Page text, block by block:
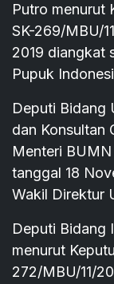
Putro menurut
SK-269/MBU/
2019 diangkat
Pupuk
Deputi Bidang
dan Konsultan
Menteri
tanggal 18
Wakil Direktur
Deputi Bidang
menurut
272/MBU/11/